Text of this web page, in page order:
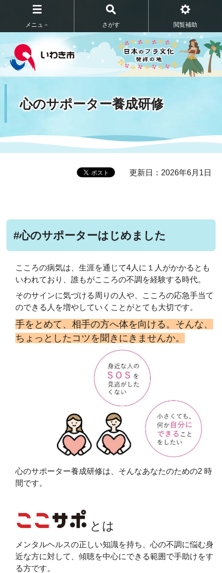
メニュ－ さがす 閲覧補助
心のサポーター養成研修
更新日：2026年6月1日
#心のサポーターはじめました
こころの病気は、生涯を通じて4人に１人がかかるとも
いわれており、誰もがこころの不調を経験する時代。
そのサインに気づける周りの人や、こころの応急手当て
のできる人を増やしていくことがとても大切です。
手をとめて、相手の方へ体を向ける。 そんな、
ちょっとしたコツを聞きにきませんか。
心のサポーター養成研修は、そんなあなたのための2 時
間です。
とは
メンタルヘルスの正しい知識を持ち、心の不調に悩む身
近な方に対して、傾聴を中心にできる範囲で手助けをす
る方です。